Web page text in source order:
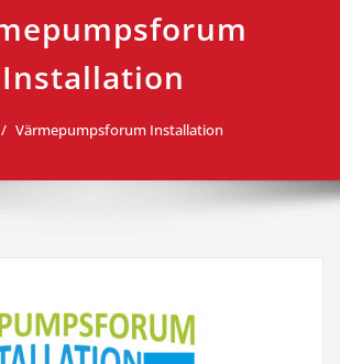
Installation
Värmepumpsforum Installation